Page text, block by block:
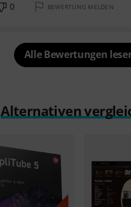
0 BEWERTUNG MELDEN
Alle Bewertungen
Alternativen